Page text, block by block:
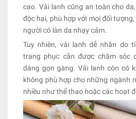
cao. Vải lanh cũng an toàn cho
độc hại, phù hợp với mọi đối
người có làn da nhạy cảm.
Tuy nhiên, vải lanh dễ nhăn do
trang phục cần được chăm sóc
dáng gọn gàng. Vải lanh còn có
không phù hợp cho những ngành
nhiều như thể thao hoặc các hoạt